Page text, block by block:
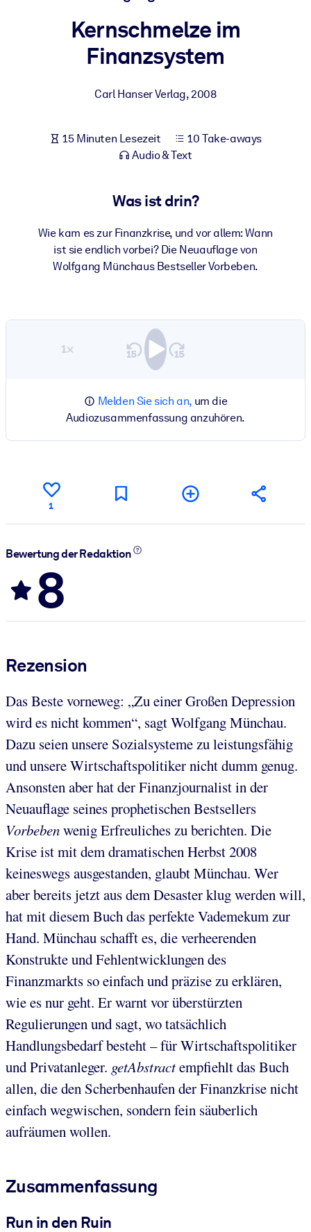
Bauen Sie eine gesunde und resiliente Belegschaft auf.
bessere Lernergebnisse.
Für Unternehmensbibliotheken
vertrauenswürdigem, praxisnahem Business-Wissen.
Nutzen Sie verlässliches, strukturiertes Wissen, um die Ergebnisse
Ihrer KI-Systeme zu optimieren.
Kernschmelze im
Finanzsystem
Carl Hanser Verlag,2008
15 Minuten Lesezeit
10 Take-aways
Audio & Text
Was ist drin?
Wie kam es zur Finanzkrise, und vor allem: Wann
ist sie endlich vorbei? Die Neuauflage von
Wolfgang Münchaus Bestseller Vorbeben.
1×
Melden Sie sich an,um die
Audiozusammenfassung anzuhören.
1
Bewertung der Redaktion
8
Rezension
Das Beste vorneweg: „Zu einer Großen Depression
wird es nicht kommen“, sagt Wolfgang Münchau.
Dazu seien unsere Sozialsysteme zu leistungsfähig
und unsere Wirtschaftspolitiker nicht dumm genug.
Ansonsten aber hat der Finanzjournalist in der
Neuauflage seines prophetischen Bestsellers
Vorbebenwenig Erfreuliches zu berichten. Die
Krise ist mit dem dramatischen Herbst 2008
keineswegs ausgestanden, glaubt Münchau. Wer
aber bereits jetzt aus dem Desaster klug werden will,
hat mit diesem Buch das perfekte Vademekum zur
Hand. Münchau schafft es, die verheerenden
Konstrukte und Fehlentwicklungen des
Finanzmarkts so einfach und präzise zu erklären,
wie es nur geht. Er warnt vor überstürzten
Regulierungen und sagt, wo tatsächlich
Handlungsbedarf besteht – für Wirtschaftspolitiker
und Privatanleger. getAbstractempfiehlt das Buch
allen, die den Scherbenhaufen der Finanzkrise nicht
einfach wegwischen, sondern fein säuberlich
aufräumen wollen.
Zusammenfassung
Run in den Ruin